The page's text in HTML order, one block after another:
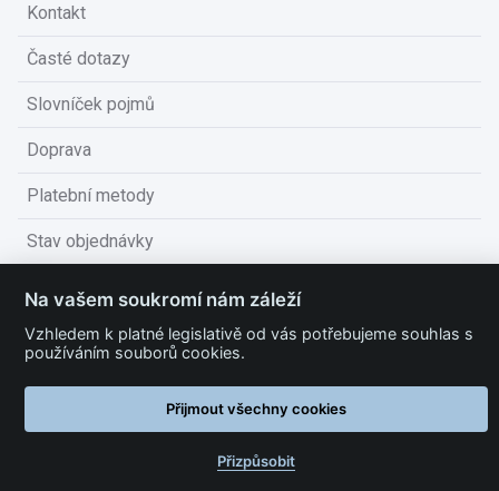
Kontakt
Časté dotazy
Slovníček pojmů
Doprava
Platební metody
Stav objednávky
Obchodní podmínky
Technické podmínky
Na vašem soukromí nám záleží
Vzhledem k platné legislativě od vás potřebujeme souhlas s
používáním souborů cookies.
Přijmout všechny cookies
Přizpůsobit